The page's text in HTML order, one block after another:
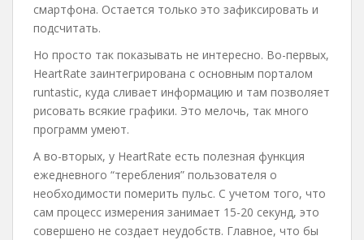
смартфона. Остается только это зафиксировать и
подсчитать.
Но просто так показывать не интересно. Во-первых,
HeartRate заинтегрирована с основным порталом
runtastic, куда сливает информацию и там позволяет
рисовать всякие графики. Это мелочь, так много
программ умеют.
А во-вторых, у HeartRate есть полезная функция
ежедневного “теребления” пользователя о
необходимости померить пульс. С учетом того, что
сам процесс измерения занимает 15-20 секунд, это
совершено не создает неудобств. Главное, что бы